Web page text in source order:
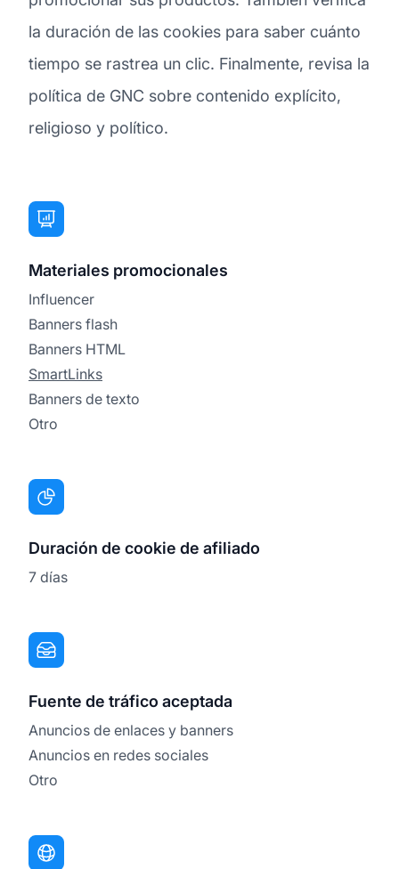
la duración de las cookies para saber cuánto
tiempo se rastrea un clic. Finalmente, revisa la
política de GNC sobre contenido explícito,
religioso y político.
Materiales promocionales
Influencer
Banners flash
Banners HTML
SmartLinks
Banners de texto
Otro
Duración de cookie de afiliado
7 días
Fuente de tráfico aceptada
Anuncios de enlaces y banners
Anuncios en redes sociales
Otro